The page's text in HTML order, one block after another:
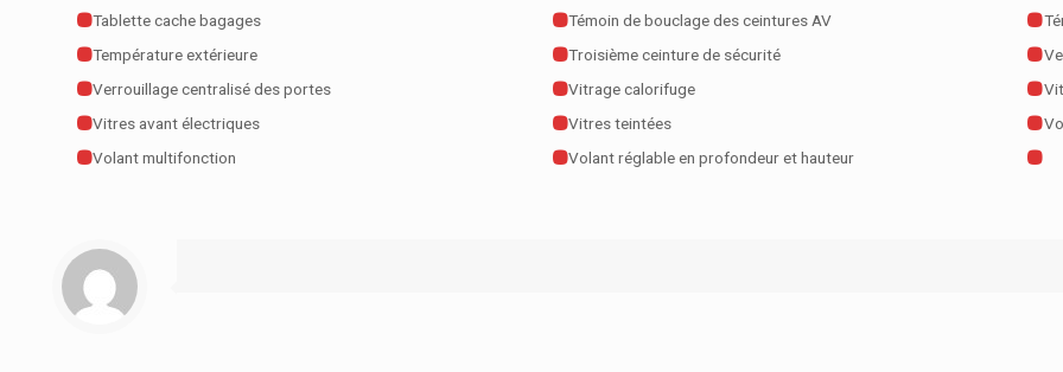
Tablette cache bagages
Témoin de bouclage des ceintures AV
Température extérieure
Troisième ceinture de sécurité
Verrouillage centralisé des portes
Vitrage calorifuge
Vitres avant électriques
Vitres teintées
Volant multifonction
Volant réglable en profondeur et hauteur